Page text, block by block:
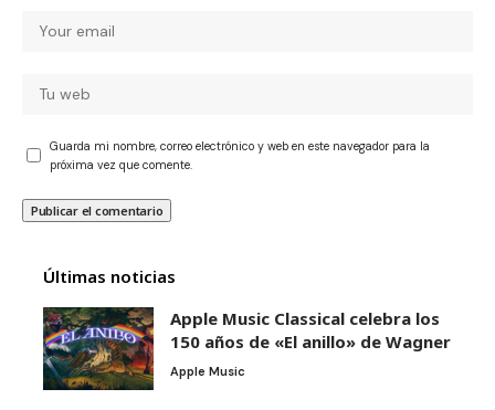
Guarda mi nombre, correo electrónico y web en este navegador para la
próxima vez que comente.
Últimas noticias
Apple Music Classical celebra los
150 años de «El anillo» de Wagner
Apple Music